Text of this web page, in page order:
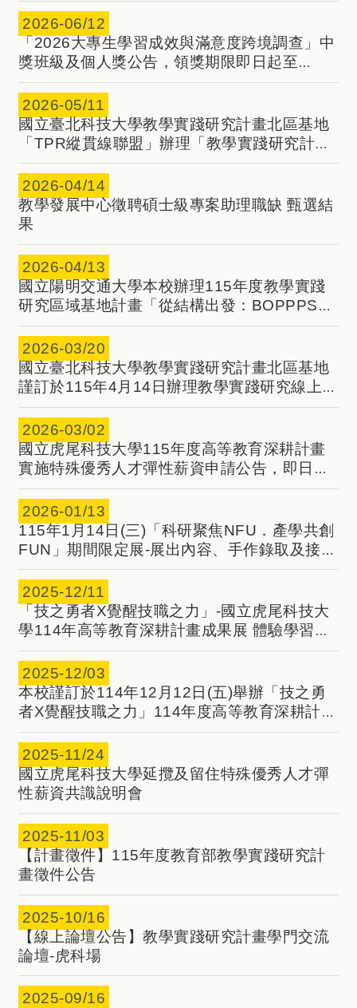
2026-06/12
「2026大專生學習成效與滿意度跨境調查」中
獎班級及個人獎公告，領獎期限即日起至
115/7/30 截止
2026-05/11
國立臺北科技大學教學實踐研究計畫北區基地
「TPR縱貫線聯盟」辦理「教學實踐研究計畫
學門交流論壇」系列活動
2026-04/14
教學發展中心徵聘碩士級專案助理職缺 甄選結
果
2026-04/13
國立陽明交通大學本校辦理115年度教學實踐
研究區域基地計畫「從結構出發：BOPPPS模
組教學設計」工作坊資訊，敬邀貴校教師報名
參加，並惠予公(差)假
2026-03/20
國立臺北科技大學教學實踐研究計畫北區基地
謹訂於115年4月14日辦理教學實踐研究線上工
作坊-人權案例融入PBL的教學實踐，4月7日、
4月21日辦理創新教學線上工作坊，敬邀貴校
教師踴躍報名參加
2026-03/02
國立虎尾科技大學115年度高等教育深耕計畫
實施特殊優秀人才彈性薪資申請公告，即日起
至3/31(二) 23:59止。
2026-01/13
115年1月14日(三)「科研聚焦NFU．產學共創
FUN」期間限定展-展出內容、手作錄取及接駁
情形
2025-12/11
「技之勇者X覺醒技職之力」-國立虎尾科技大
學114年高等教育深耕計畫成果展 體驗學習活
動錄取情形
2025-12/03
本校謹訂於114年12月12日(五)舉辦「技之勇
者X覺醒技職之力」114年度高等教育深耕計畫
成果展，敬邀全體教職員生踴躍參加。
2025-11/24
國立虎尾科技大學延攬及留住特殊優秀人才彈
性薪資共識說明會
2025-11/03
【計畫徵件】115年度教育部教學實踐研究計
畫徵件公告
2025-10/16
【線上論壇公告】教學實踐研究計畫學門交流
論壇-虎科場
2025-09/16